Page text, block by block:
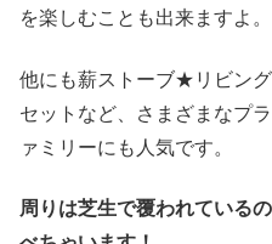
を楽しむことも出来ますよ。
他にも薪ストーブ★リビン
セットなど、さまざまなプ
ァミリーにも人気です。
周りは芝生で覆われている